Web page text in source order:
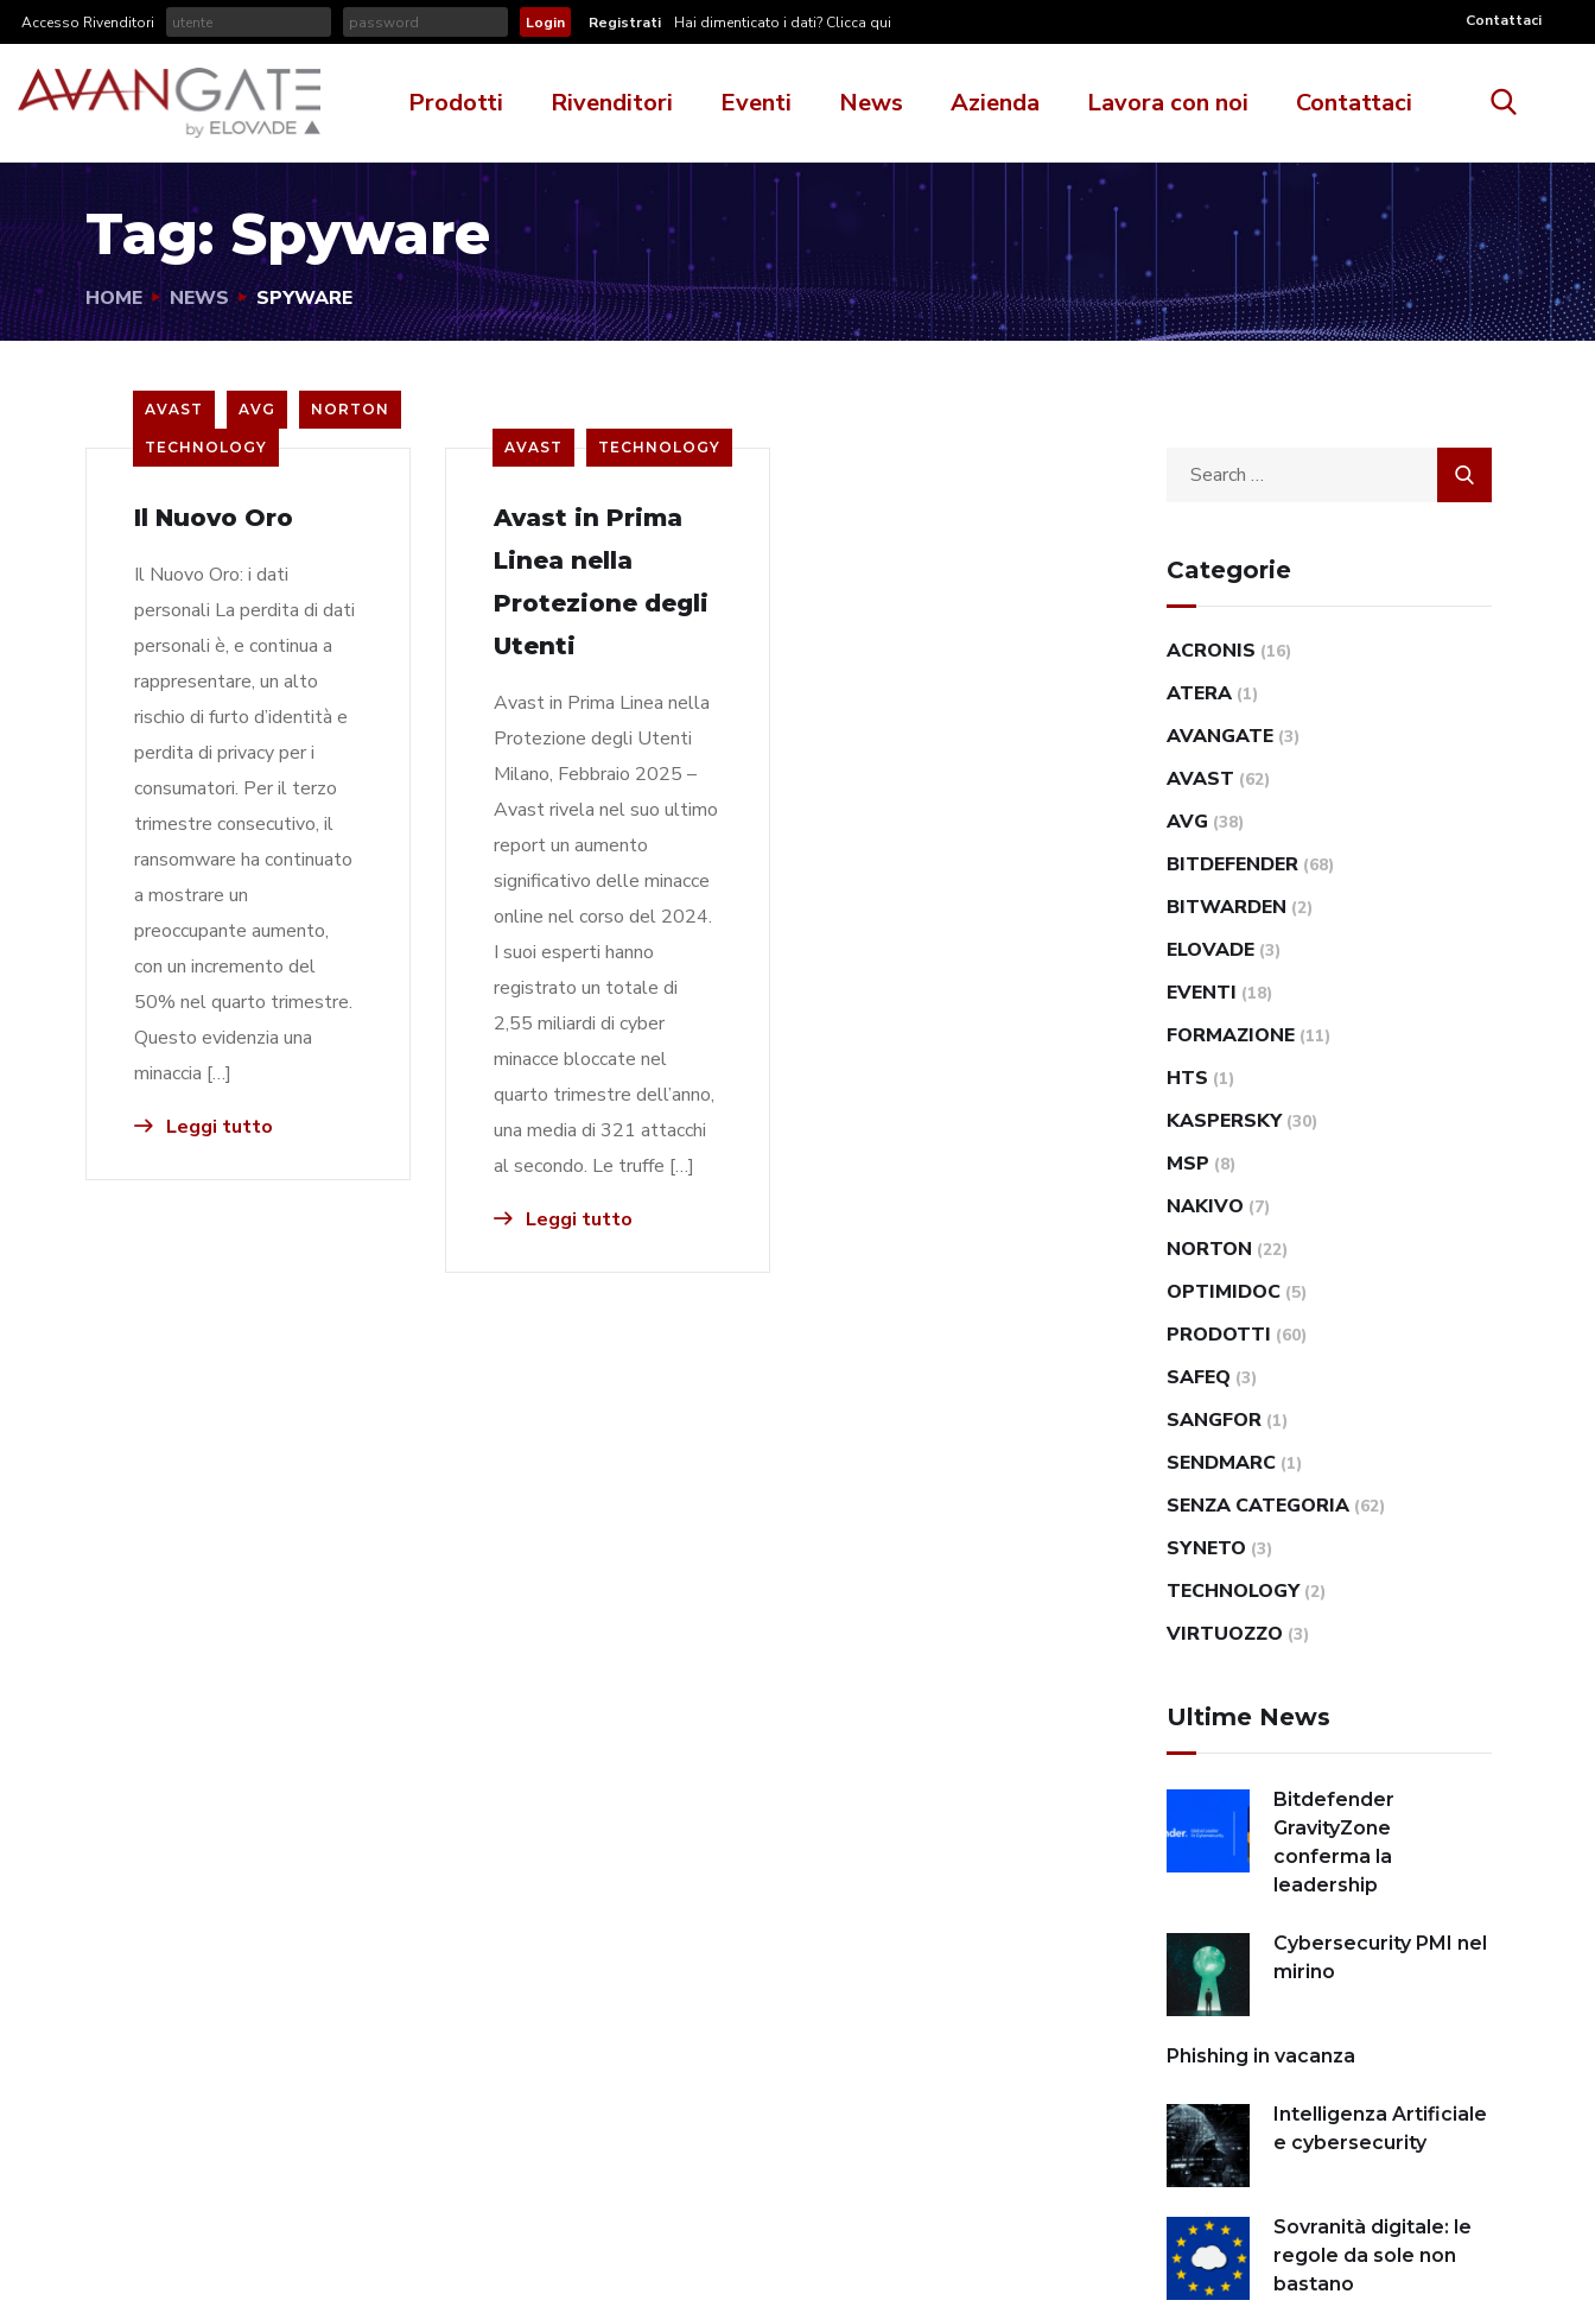
Accesso Rivenditori Registrati Hai dimenticato i dati? Clicca qui Contattaci
Prodotti Rivenditori Eventi News Azienda Lavora con noi Contattaci
Tag:Spyware
HOME NEWS SPYWARE
AVAST AVG NORTON
TECHNOLOGY
Il Nuovo Oro
Il Nuovo Oro: i dati
personali La perdita di dati
personali è, e continua a
rappresentare, un alto
rischio di furto d’identità e
perdita di privacy per i
consumatori. Per il terzo
trimestre consecutivo, il
ransomware ha continuato
a mostrare un
preoccupante aumento,
con un incremento del
50% nel quarto trimestre.
Questo evidenzia una
minaccia […]
Leggi tutto
AVAST TECHNOLOGY
Avast in Prima
Linea nella
Protezione degli
Utenti
Avast in Prima Linea nella
Protezione degli Utenti
Milano, Febbraio 2025 –
Avast rivela nel suo ultimo
report un aumento
significativo delle minacce
online nel corso del 2024.
I suoi esperti hanno
registrato un totale di
2,55 miliardi di cyber
minacce bloccate nel
quarto trimestre dell’anno,
una media di 321 attacchi
al secondo. Le truffe […]
Leggi tutto
Categorie
ACRONIS (16)
ATERA (1)
AVANGATE (3)
AVAST (62)
AVG (38)
BITDEFENDER (68)
BITWARDEN (2)
ELOVADE (3)
EVENTI (18)
FORMAZIONE (11)
HTS (1)
KASPERSKY (30)
MSP (8)
NAKIVO (7)
NORTON (22)
OPTIMIDOC (5)
PRODOTTI (60)
SAFEQ (3)
SANGFOR (1)
SENDMARC (1)
SENZA CATEGORIA (62)
SYNETO (3)
TECHNOLOGY (2)
VIRTUOZZO (3)
Ultime News
Bitdefender
GravityZone
conferma la
leadership
Cybersecurity PMI nel
mirino
Phishing in vacanza
Intelligenza Artificiale
e cybersecurity
Sovranità digitale: le
regole da sole non
bastano